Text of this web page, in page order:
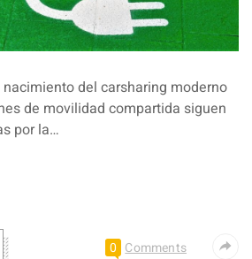
del carsharing moderno
de movilidad compartida siguen
por la…
0 Comments